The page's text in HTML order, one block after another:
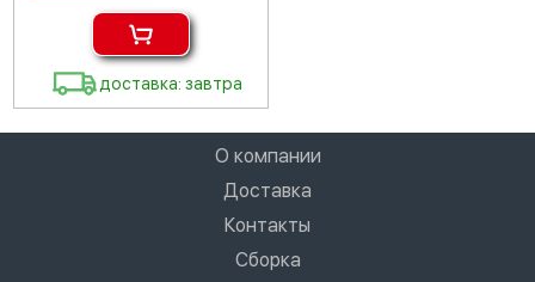
доставка: завтра
О компании
Доставка
Контакты
Сборка